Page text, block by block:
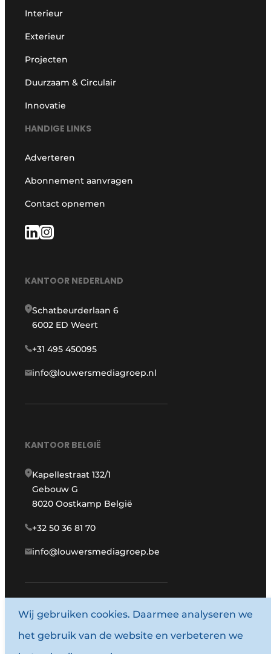
Interieur
Exterieur
Projecten
Duurzaam & Circulair
Innovatie
HANDIGE LINKS
Adverteren
Abonnement aanvragen
Contact opnemen
KANTOOR NEDERLAND
Schatbeurderlaan 6
6002 ED Weert
+31 495 450095
info@louwersmediagroep.nl
KANTOOR BELGIË
Kapellestraat 132/1
Gebouw G
8020 Oostkamp België
+32 50 36 81 70
info@louwersmediagroep.be
www.louwersmediagroep.com
© 1987 - 2026 Louwersmediagroep.
Wij gebruiken cookies. Daarmee analyseren we
het gebruik van de website en verbeteren we